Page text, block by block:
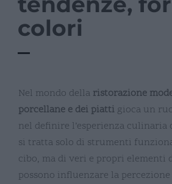
colori
Nel mondo della ristorazione
porcellane e dei piatti gioca un
nel definire l’esperienza culinaria
si tratta solo di strumenti
cibo, ma di veri e propri elementi
possono influenzare la